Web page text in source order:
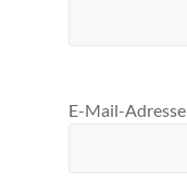
E-Mail-Adresse